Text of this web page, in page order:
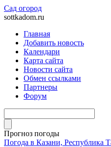
Сад огород
sottkadom.ru
Главная
Добавить новость
Календари
Карта сайта
Новости сайта
Обмен ссылками
Партнеры
Форум
Прогноз погоды
Погода в Казани, Республика